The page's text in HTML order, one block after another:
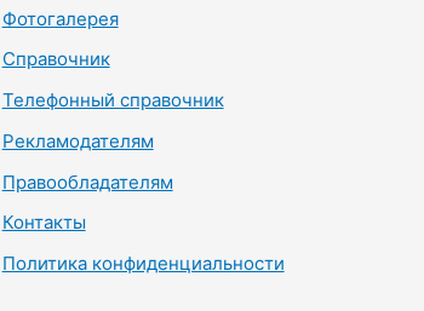
Фотогалерея
Справочник
Телефонный справочник
Рекламодателям
Правообладателям
Контакты
Политика конфиденциальности